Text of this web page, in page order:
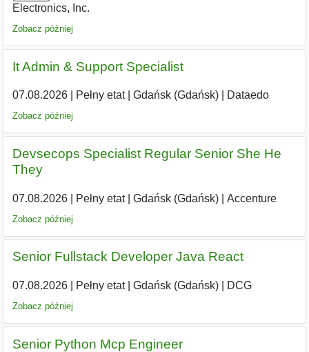
Electronics, Inc.
Zobacz później
It Admin & Support Specialist
07.08.2026| Pełny etat| Gdańsk (Gdańsk)| Dataedo
Zobacz później
Devsecops Specialist Regular Senior She He
They
07.08.2026| Pełny etat| Gdańsk (Gdańsk)| Accenture
Zobacz później
Senior Fullstack Developer Java React
07.08.2026| Pełny etat| Gdańsk (Gdańsk)| DCG
Zobacz później
Senior Python Mcp Engineer